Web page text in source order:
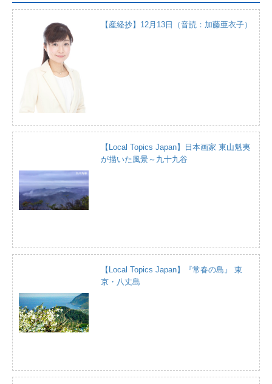
【産経抄】12月13日（音読：加藤亜衣子）
【Local Topics Japan】日本画家 東山魁夷
が描いた風景～九十九谷
【Local Topics Japan】『常春の島』 東
京・八丈島